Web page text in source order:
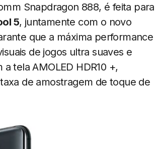
Snapdragon 888, é feita para
5, juntamente com o novo
que a máxima performance
de jogos ultra suaves e
tela AMOLED HDR10 +,
de amostragem de toque de